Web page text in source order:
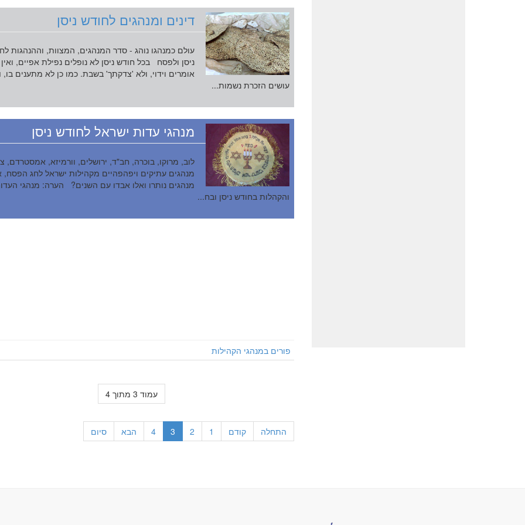
דינים ומנהגים לחודש ניסן
עולם כמנהגו נוהג - סדר המנהגים, המצוות, וההנהגות
ניסן ולפסח בכל חודש ניסן לא נופלים נפילת אפיים, ואין
אומרים וידוי, ולא 'צדקתך' בשבת. כמו כן לא מתענים בו,
עושים הזכרת נשמות...
מנהגי עדות ישראל לחודש ניסן
לוב, מרוקו, בוכרה, חב"ד, ירושלים, וורמיזא, אמסטרדם,
מנהגים עתיקים ויפהפהיים מקהילות ישראל לחג הפסח,
מנהגים נותרו ואלו אבדו עם השנים? הערה: מנהגי
והקהלות בחודש ניסן ובח...
פורים במנהגי הקהילות
עמוד 3 מתוך 4
התחלה קודם 1
2
3
4 הבא סיום